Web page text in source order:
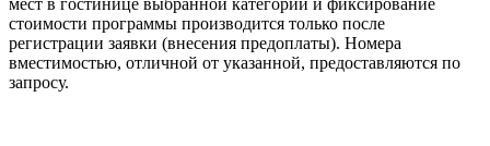
мест в гостинице выбранной категории и фиксирование
стоимости программы производится только после
регистрации заявки (внесения предоплаты). Номера
вместимостью, отличной от указанной, предоставляются по
запросу.